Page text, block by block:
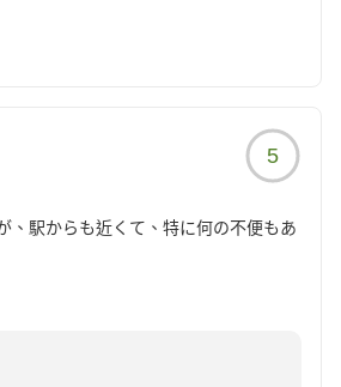
5
、駅からも近くて、特に何の不便もあ
らから